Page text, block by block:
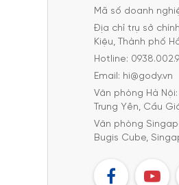
Mã số doanh
Địa chỉ trụ sở
Kiệu, Thành phố
Hotline:
Email: hi@gody.vn
Văn phòng Hà
Trung Yên, Cầu
Văn phòng
Bugis Cube,
FB YT